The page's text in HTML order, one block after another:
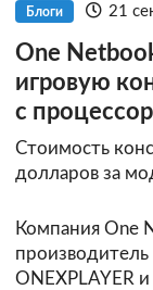
Блоги 21
One
игровую
с
Стоимость
долларов за
Компания One
ONEXPLAYER